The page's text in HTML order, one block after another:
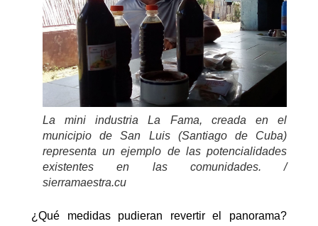
La mini industria La Fama, creada en el
municipio de San Luis (Santiago de Cuba)
representa un ejemplo de las potencialidades
existentes en las comunidades. /
sierramaestra.cu
¿Qué medidas pudieran revertir el panorama?